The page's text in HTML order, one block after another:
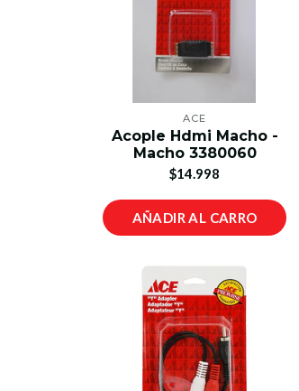
ACE
Acople Hdmi Macho -
Macho 3380060
$14.998
AÑADIR AL CARRO